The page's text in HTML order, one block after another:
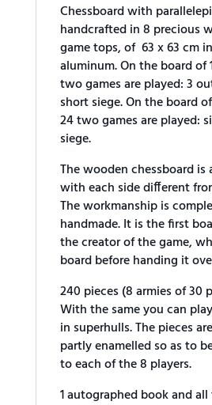
Chessboard with
handcrafted in 8 precious
game tops, of 63 x 63 cm
aluminum. On the board of
two games are played: 3
short siege. On the board
24 two games are played:
siege.
The wooden chessboard is
with each side different
The workmanship is
handmade. It is the first
the creator of the game,
board before handing it
240 pieces (8 armies of 30
With the same you can
in superhulls. The pieces
partly enamelled so as to
to each of the 8 players.
1 autographed book and